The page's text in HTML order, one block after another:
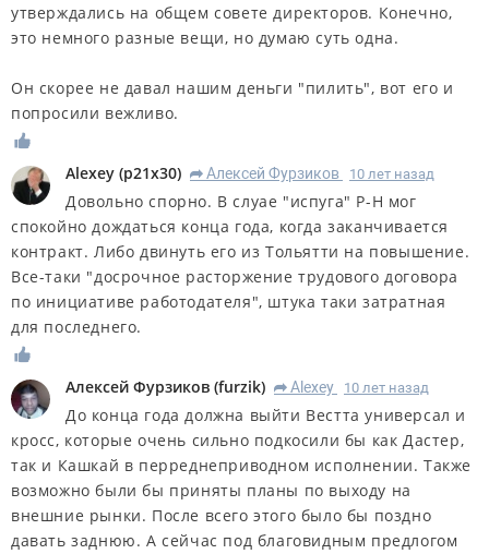
утверждались на общем совете директоров. Конечно,
это немного разные вещи, но думаю суть одна.
Он скорее не давал нашим деньги "пилить", вот его и
попросили вежливо.
Alexey (p21x30) R Алексей Фурзиков 10 лет назад
Довольно спорно. В слуае "испуга" Р-Н мог
спокойно дождаться конца года, когда заканчивается
контракт. Либо двинуть его из Тольятти на повышение.
Все-таки "досрочное расторжение трудового договора
по инициативе работодателя", штука таки затратная
для последнего.
Алексей Фурзиков (furzik) R Alexey 10 лет назад
До конца года должна выйти Вестта универсал и
кросс, которые очень сильно подкосили бы как Дастер,
так и Кашкай в перреднеприводном исполнении. Также
возможно были бы приняты планы по выходу на
внешние рынки. После всего этого было бы поздно
давать заднюю. А сейчас под благовидным предлогом